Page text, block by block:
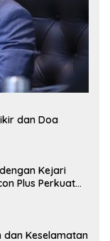
dan Doa
Kejari
Plus Perkuat
dan Keselamatan